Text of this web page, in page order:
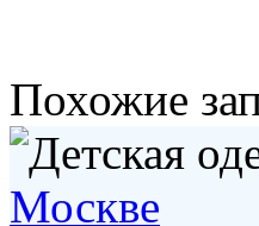
Похожие
Москве